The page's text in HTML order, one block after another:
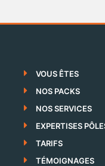
VOUS ÊTES
NOS PACKS
NOS SERVICES
EXPERTISES
TARIFS
TÉMOIGNAGES